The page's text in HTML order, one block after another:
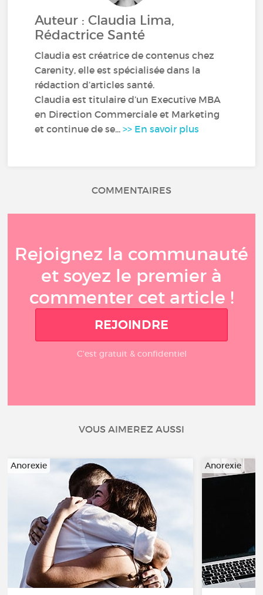
Auteur : Claudia Lima,
Rédactrice Santé
Claudia est créatrice de contenus chez
Carenity, elle est spécialisée dans la
rédaction d’articles santé.
Claudia est titulaire d’un Executive MBA
en Direction Commerciale et Marketing
et continue de se...>> En savoir plus
COMMENTAIRES
Rejoignez la communauté
et soyez le premier à
commenter cet article !
REJOINDRE
C'est gratuit & confidentiel
VOUS AIMEREZ AUSSI
Anorexie Anorexie